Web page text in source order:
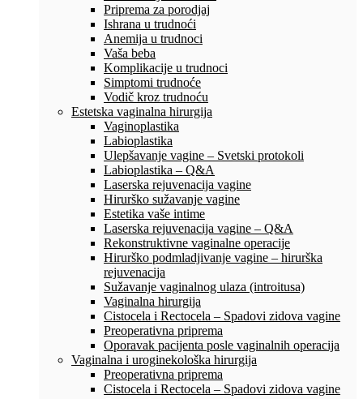
Priprema za porodjaj
Ishrana u trudnoći
Anemija u trudnoci
Vaša beba
Komplikacije u trudnoci
Simptomi trudnoće
Vodič kroz trudnoću
Estetska vaginalna hirurgija
Vaginoplastika
Labioplastika
Ulepšavanje vagine – Svetski protokoli
Labioplastika – Q&A
Laserska rejuvenacija vagine
Hirurško sužavanje vagine
Estetika vaše intime
Laserska rejuvenacija vagine – Q&A
Rekonstruktivne vaginalne operacije
Hirurško podmladjivanje vagine – hirurška
rejuvenacija
Sužavanje vaginalnog ulaza (introitusa)
Vaginalna hirurgija
Cistocela i Rectocela – Spadovi zidova vagine
Preoperativna priprema
Oporavak pacijenta posle vaginalnih operacija
Vaginalna i uroginekološka hirurgija
Preoperativna priprema
Cistocela i Rectocela – Spadovi zidova vagine